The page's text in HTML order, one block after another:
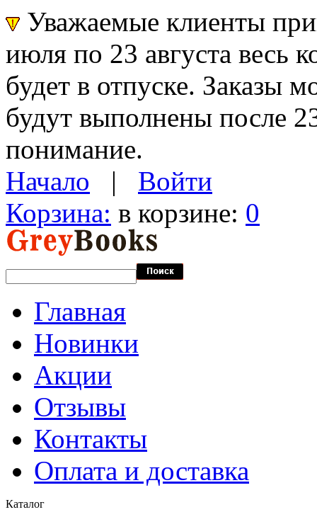
Уважаемые клиенты
июля по 23 августа весь
будет в отпуске. Заказы
будут выполнены после
понимание.
Начало | Войти
Корзина: в корзине: 0
Главная
Новинки
Акции
Отзывы
Контакты
Оплата и доставка
Каталог